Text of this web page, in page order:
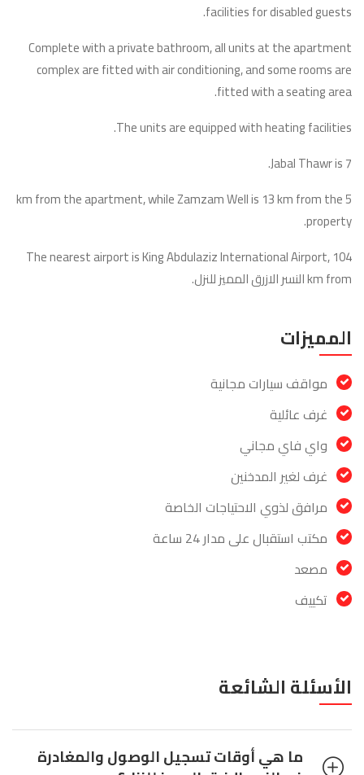
facilities for disabled guests.
Complete with a private bathroom, all units at the apartment
complex are fitted with air conditioning, and some rooms are
fitted with a seating area.
The units are equipped with heating facilities.
Jabal Thawr is 7.
5 km from the apartment, while Zamzam Well is 13 km from the
property.
The nearest airport is King Abdulaziz International Airport, 104
km from النسر الازرق المميز للنزل.
المميزات
مواقف سيارات مجانية
غرف عائلية
واي فاي مجاني
غرف لغير المدخنين
مرافق لذوي الاحتياجات الخاصة
مكتب استقبال على مدار 24 ساعة
مصعد
تكييف
الأسئلة الشائعة
ما هي أوقات تسجيل الوصول والمغادرة